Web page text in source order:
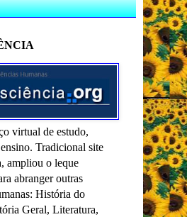
virtual de estudo,
Tradicional site
ampliou o leque
abranger outras
História do
Geral, Literatura,